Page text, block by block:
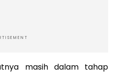
masih dalam tahap